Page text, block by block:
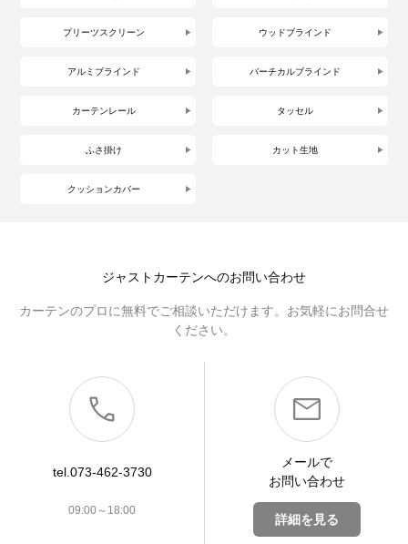
プリーツスクリーン ウッドブラインド
アルミブラインド バーチカルブラインド
カーテンレール タッセル
ふさ掛け カット生地
クッションカバー
ジャストカーテンへのお問い合わせ
カーテンのプロに無料でご相談いただけます。お気軽にお問合せ
ください。
tel.073-462-3730
09:00～18:00
メールで
お問い合わせ
詳細を見る